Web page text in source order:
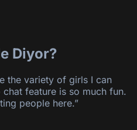
Diyor?
the variety of girls I can
feature is so much fun.
people here.”